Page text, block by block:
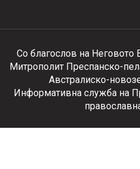
Со благослов на Неговото
Митрополит Преспанско-
Австралиско-
Информативна служба на